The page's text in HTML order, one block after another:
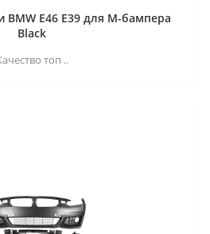
BMW E46 E39 для M-бампера
Black
топ ..